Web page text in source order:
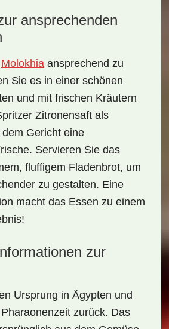
ansprechenden
Molokhiaansprechend zu
Sie es in einer schönen
und mit frischen Kräutern
Zitronensaft als
Gericht eine
Servieren Sie das
fluffigem Fladenbrot, um
zu gestalten. Eine
macht das Essen zu einem
zur
Ursprung in Ägypten und
zurück. Das